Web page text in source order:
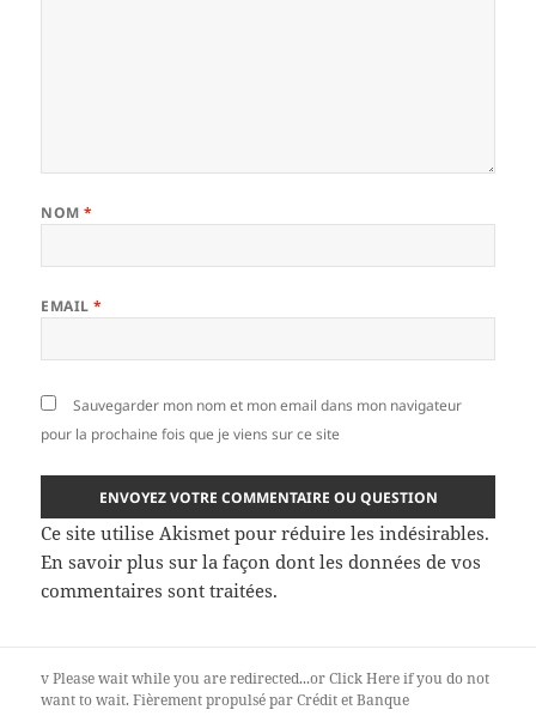
NOM*
EMAIL*
Sauvegarder mon nom et mon email dans mon navigateur
pour la prochaine fois que je viens sur ce site
Ce site utilise Akismet pour réduire les indésirables.
En savoir plus sur la façon dont les données de vos
commentaires sont traitées.
vPlease wait while you are redirected...orClick Hereif you do not
want to wait.Fièrement propulsé par Crédit et Banque